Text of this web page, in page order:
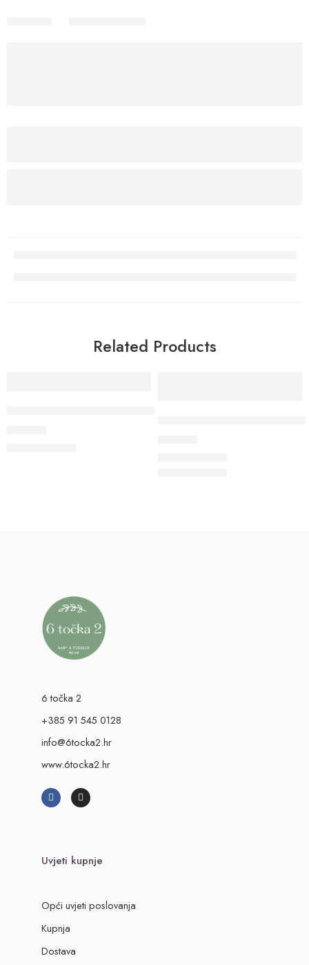
Related Products
6 točka 2
+385 91 545 0128
info@6tocka2.hr
www.6tocka2.hr
Uvjeti kupnje
Opći uvjeti poslovanja
Kupnja
Dostava